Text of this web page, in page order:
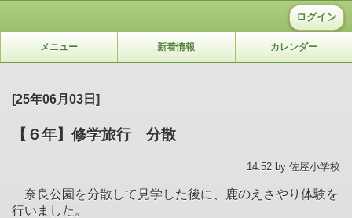
ログイン
メニュー 新着情報 カレンダー
[25年06月03日]
【６年】修学旅行 分散
14:52 by 佐屋小学校
奈良公園を分散して見学した後に、鹿のえさやり体験を
行いました。